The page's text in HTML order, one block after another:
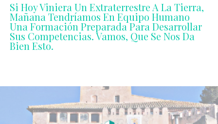
Si Hoy Viniera Un Extraterrestre A La Tierra,
Mañana Tendríamos En Equipo Humano
Una Formación Preparada Para Desarrollar
Sus Competencias. Vamos, Que Se Nos Da
Bien Esto.